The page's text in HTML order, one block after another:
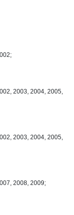
2003, 2004, 2005,
2003, 2004, 2005,
2008, 2009;